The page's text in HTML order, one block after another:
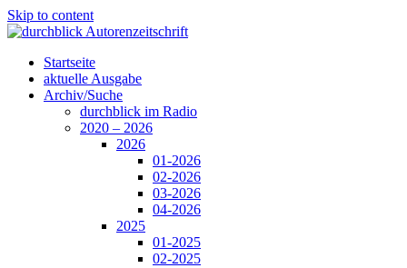
Skip to content
Startseite
aktuelle Ausgabe
Archiv/Suche
durchblick im Radio
2020 – 2026
2026
01-2026
02-2026
03-2026
04-2026
2025
01-2025
02-2025